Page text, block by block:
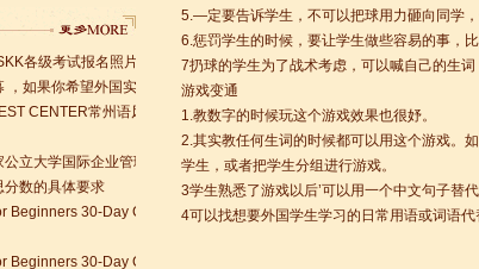
Beginners 30-Day Challenge day 1
各级考试报名照片的通知
，如果你希望外国实习生到你的公司工作，请联系我们
CENTER常州语风HSK考点正式对外开考了，常州的考生可以在自己家
立大学国际企业管理硕士 + 跨文化职场通行证，2025 招生开启
分数的具体要求
Beginners 30-Day Challenge day 3
Beginners 30-Day Challenge day 2
Beginners 30-Day Challenge day 1
，无锡语风汉教中
和对外汉语的好
习到非常多的汉
5.—定要告诉学生，不可以把球用力砸向同学，
6.惩罚学生的时候，要让学生做些容易的事，
7扔球的学生为了战术考虑，可以喊自己的生词
游戏变通
1.教数字的时候玩这个游戏效果也很妤。
2.其实教任何生词的时候都可以用这个游戏。
学生，或者把学生分组进行游戏。
3学生熟悉了游戏以后’可以用一个中文句子替代
4可以找想要外国学生学习的日常用语或词语代